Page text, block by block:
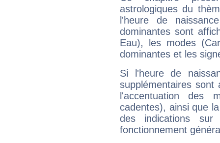
astrologiques du
l'heure de
dominantes sont
Eau), les modes
dominantes et les
Si l'heure de
supplémentaires sont
l'accentuation des
cadentes), ainsi que
des indications sur
fonctionnement